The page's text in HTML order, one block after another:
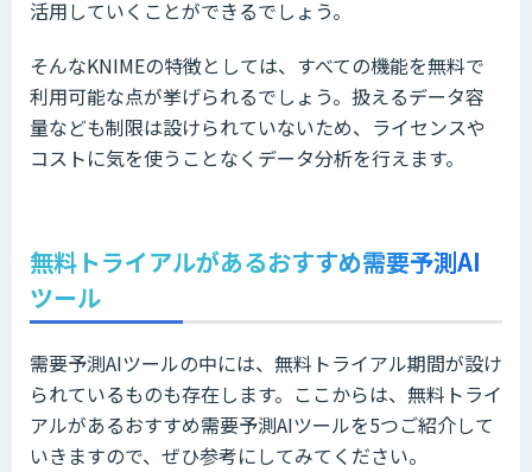
活用していくことができるでしょう。
そんなKNIMEの特徴としては、すべての機能を無料で
利用可能な点が挙げられるでしょう。扱えるデータ容
量なども制限は設けられていないため、ライセンスや
コストに気を使うことなくデータ分析を行えます。
無料トライアルがあるおすすめ需要予測AI
ツール
需要予測AIツールの中には、無料トライアル期間が設け
られているものも存在します。ここからは、無料トライ
アルがあるおすすめ需要予測AIツールを5つご紹介して
いきますので、ぜひ参考にしてみてください。